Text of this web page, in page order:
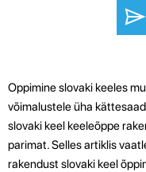
Oppimine slovaki keeles
võimalustele üha
slovaki keel keeleõppe
parimat. Selles artiklis
rakendust slovaki keel